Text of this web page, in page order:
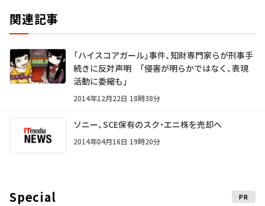
関連記事
「ハイスコアガール」事件、知財専門家らが刑事手
続きに反対声明 「侵害が明らかではなく、表現
活動に委縮も」
2014年12月22日 18時38分
ソニー、SCE保有のスク・エニ株を売却へ
2014年04月16日 19時20分
Special PR